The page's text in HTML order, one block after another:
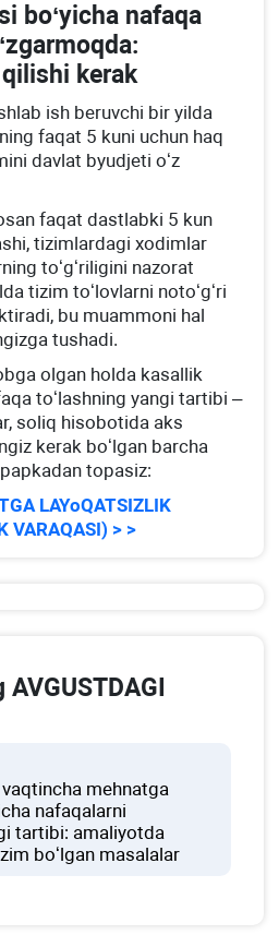
boʻyicha nafaqa
kerak
ish beruvchi bir yilda
faqat 5 kuni uchun haq
davlat byudjeti oʻz
faqat dastlabki 5 kun
tizimlardagi хodimlar
toʻgʻriligini nazorat
tizim toʻlovlarni notoʻgʻri
bu muammoni hal
tushadi.
olgan holda kasallik
toʻlashning yangi tartibi –
soliq hisobotida aks
kerak boʻlgan barcha
topasiz:
LAYoQATSIZLIK
VARAQASI) > >
mehnatga
nafaqalarni
tartibi: amaliyotda
boʻlgan masalalar